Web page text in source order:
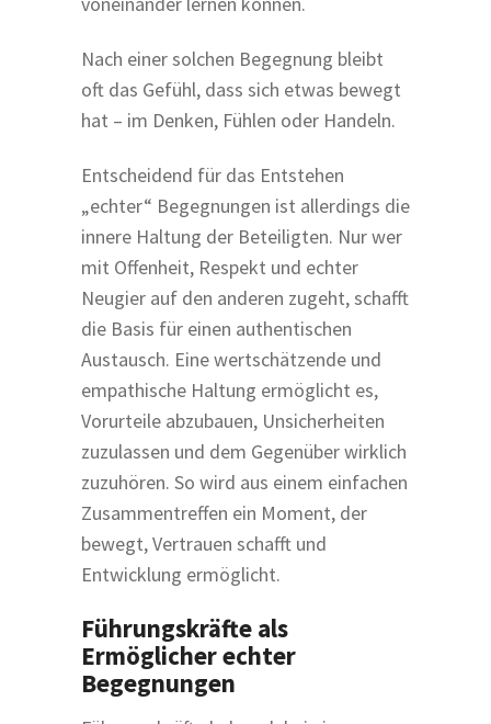
Nach einer solchen Begegnung bleibt
oft das Gefühl, dass sich etwas bewegt
hat – im Denken, Fühlen oder Handeln.
Entscheidend für das Entstehen
„echter“ Begegnungen ist allerdings die
innere Haltung der Beteiligten. Nur wer
mit Offenheit, Respekt und echter
Neugier auf den anderen zugeht, schafft
die Basis für einen authentischen
Austausch. Eine wertschätzende und
empathische Haltung ermöglicht es,
Vorurteile abzubauen, Unsicherheiten
zuzulassen und dem Gegenüber wirklich
zuzuhören. So wird aus einem einfachen
Zusammentreffen ein Moment, der
bewegt, Vertrauen schafft und
Entwicklung ermöglicht.
Führungskräfte als
Ermöglicher echter
Begegnungen